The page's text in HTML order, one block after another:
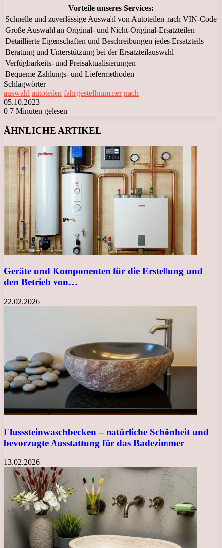
Vorteile unseres Services:
Schnelle und zuverlässige Auswahl von Autoteilen nach VIN-Code
Große Auswahl an Original- und Nicht-Original-Ersatzteilen
Detaillierte Eigenschaften und Beschreibungen jedes Ersatzteils
Beratung und Unterstützung bei der Ersatzteilauswahl
Verfügbarkeits- und Preisaktualisierungen
Bequeme Zahlungs- und Liefermethoden
Schlagwörter
auswahl autoteilen fahrgestellnummer nach
05.10.2023
0 7 Minuten gelesen
ÄHNLICHE ARTIKEL
Geräte und Komponenten für die Erstellung und
den Betrieb von…
22.02.2026
Flusssteinwaschbecken – natürliche Schönheit und
bevorzugte Ausstattung für das Badezimmer
13.02.2026